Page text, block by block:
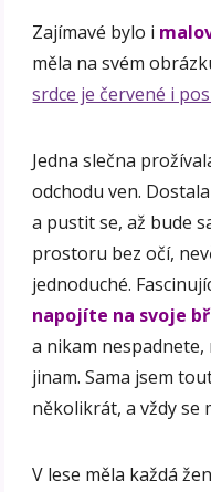
Zajímavé bylo i
měla na svém
srdce je červené i
Jedna slečna
odchodu ven.
a pustit se, až bude
prostoru bez očí,
jednoduché.
napojíte na svoje
a nikam
jinam. Sama jsem
několikrát, a vždy se
V lese měla každá